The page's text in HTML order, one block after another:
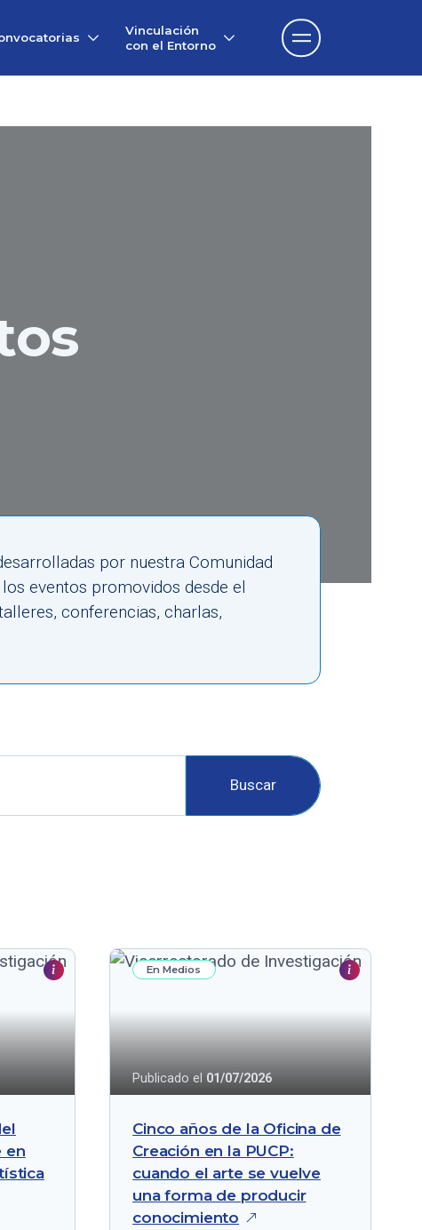
Vinculación
con el Entorno
por nuestra Comunidad
eventos promovidos desde el
conferencias, charlas,
Buscar
en
En Medios
Publicado el 01/07/2026
Cinco años de la Oficina de
Creación en la PUCP:
cuando el arte se vuelve
una forma de producir
conocimiento